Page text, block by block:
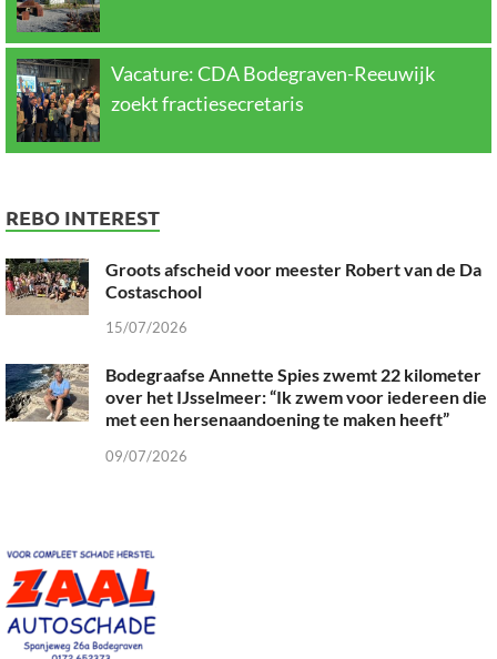
Vacature: CDA Bodegraven-Reeuwijk
zoekt fractiesecretaris
REBO INTEREST
Groots afscheid voor meester Robert van de Da
Costaschool
15/07/2026
Bodegraafse Annette Spies zwemt 22 kilometer
over het IJsselmeer: “Ik zwem voor iedereen die
met een hersenaandoening te maken heeft”
09/07/2026